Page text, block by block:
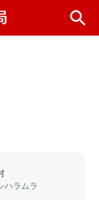
ハラムラ